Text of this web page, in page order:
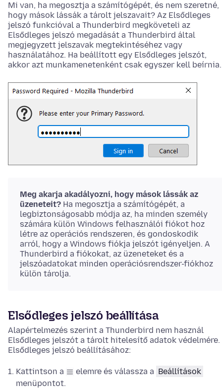
Mi van, ha megosztja a számítógépét, és nem szeretné,
hogy mások lássák a tárolt jelszavait? Az Elsődleges
jelszó funkcióval a Thunderbird megköveteli az
Elsődleges jelszó megadását a Thunderbird által
megjegyzett jelszavak megtekintéséhez vagy
használatához. Ha beállított egy Elsődleges jelszót,
akkor azt munkamenetenként csak egyszer kell beírnia.
Meg akarja akadályozni, hogy mások lássák az
üzeneteit? Ha megosztja a számítógépét, a
legbiztonságosabb módja az, ha minden személy
számára külön Windows felhasználói fiókot hoz
létre az operációs rendszeren, és gondoskodik
arról, hogy a Windows fiókja jelszót igényeljen. A
Thunderbird a fiókokat, az üzeneteket és a
jelszóadatokat minden operációsrendszer-fiókhoz
külön tárolja.
Elsődleges jelszó beállítása
Alapértelmezés szerint a Thunderbird nem használ
Elsődleges jelszót a tárolt hitelesítő adatok védelmére.
Elsődleges jelszó beállításához:
Kattintson a elemre és válassza a Beállítások
menüpontot.